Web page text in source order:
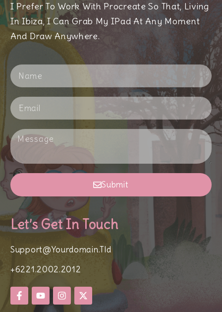
I Prefer To Work With Procreate So That, Living
In Ibiza, I Can Grab My IPad At Any Moment
And Draw Anywhere.
Submit
Let’s Get In Touch
Support@yourdomain.tld
+6221.2002.2012